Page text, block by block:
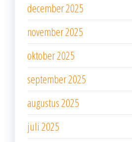
december 2025
november 2025
oktober 2025
september 2025
augustus 2025
juli 2025